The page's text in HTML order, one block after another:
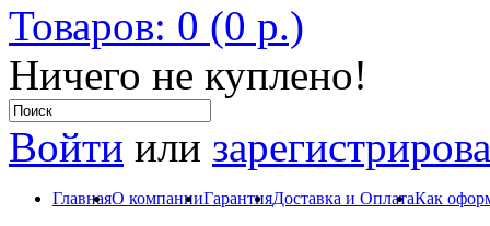
Товаров: 0 (0 р.)
Ничего не куплено!
Войти или
ГлавнаяО компанииГарантияДоставка и ОплатаКак